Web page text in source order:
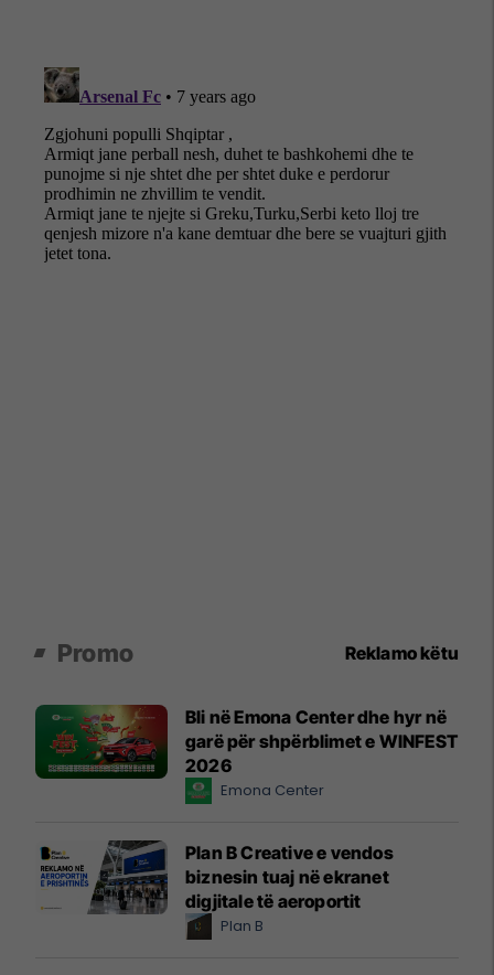
Promo Reklamo këtu
Bli në Emona Center dhe hyr në
garë për shpërblimet e WINFEST
2026
Emona Center
Plan B Creative e vendos
biznesin tuaj në ekranet
digjitale të aeroportit
Plan B